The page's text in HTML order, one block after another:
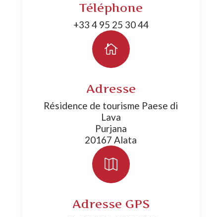
Téléphone
+33 4 95 25 30 44

Adresse
Résidence de tourisme Paese di
Lava
Purjana
20167 Alata

Adresse GPS